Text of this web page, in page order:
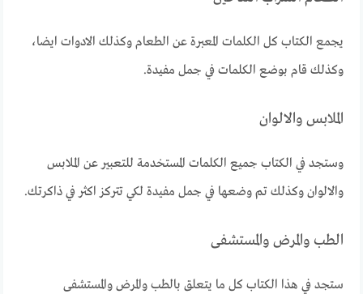
يجمع الكتاب كل الكلمات المعبرة عن الطعام وكذلك الادوات ايضا،
وكذلك قام بوضع الكلمات في جمل مفيدة.
الملابس والالوان
وستجد في الكتاب جميع الكلمات المستخدمة للتعبير عن الملابس
والالوان وكذلك تم وضعها في جمل مفيدة لكي تتركز اكثر في ذاكرتك.
الطب والمرض والمستشفى
ستجد في هذا الكتاب كل ما يتعلق بالطب والمرض والمستشفى